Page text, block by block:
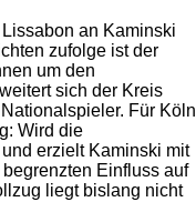
an Kaminski
zufolge ist der
um den
sich der Kreis
Für Köln
Wird die
erzielt Kaminski mit
Einfluss auf
liegt bislang nicht